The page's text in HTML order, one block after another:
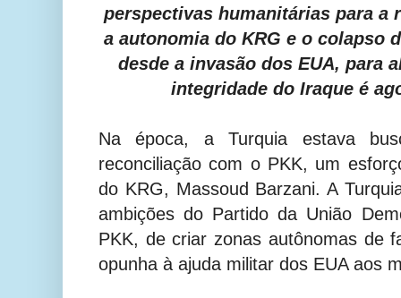
perspectivas humanitárias para a
a autonomia do KRG e o colapso
desde a invasão dos EUA, para
integridade do Iraque é
Na época, a Turquia estava
reconciliação com o PKK, um
do KRG, Massoud Barzani. A
ambições do Partido da União
PKK, de criar zonas autônomas de
opunha à ajuda militar dos EUA aos